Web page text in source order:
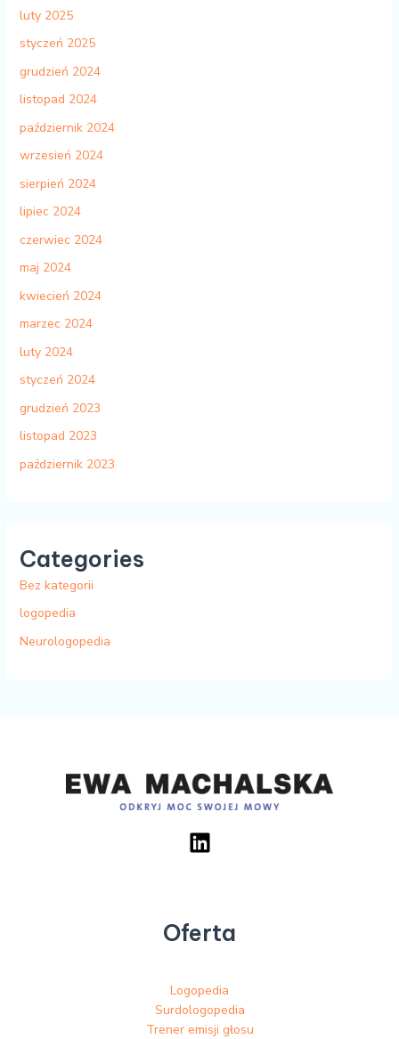
luty 2025
styczeń 2025
grudzień 2024
listopad 2024
październik 2024
wrzesień 2024
sierpień 2024
lipiec 2024
czerwiec 2024
maj 2024
kwiecień 2024
marzec 2024
luty 2024
styczeń 2024
grudzień 2023
listopad 2023
październik 2023
Categories
Bez kategorii
logopedia
Neurologopedia
Oferta
Logopedia
Surdologopedia
Trener emisji głosu